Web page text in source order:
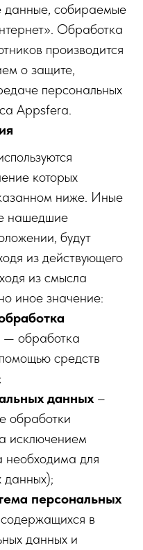
данные, собираемые
Обработка
производится
о защите,
персональных
Appsfera.
которых
ниже. Иные
нашедшие
будут
из действующего
из смысла
иное значение:
— обработка
средств
данных –
обработки
исключением
необходима для
данных);
персональных
в
данных и